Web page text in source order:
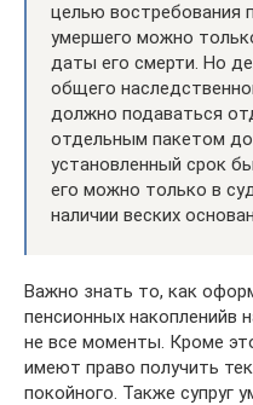
целью востребования
умершего можно
даты его смерти. Но
общего
должно подаваться
отдельным пакетом
установленный срок
его можно только в
наличии веских
Важно знать то, как
пенсионных накопленийв
не все моменты. Кроме
имеют право получить
покойного. Также супруг